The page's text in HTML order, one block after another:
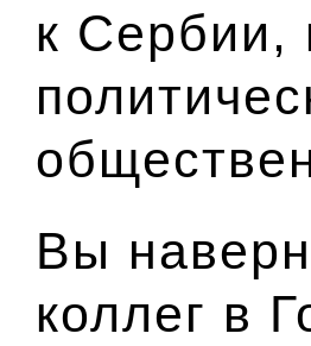
к Сербии,
Вы
коллег в